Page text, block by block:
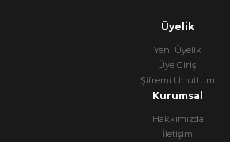
Üyelik
Yeni Üyelik
Üye Girişi
Şifremi Unuttum
Kurumsal
Hakkımızda
İletişim